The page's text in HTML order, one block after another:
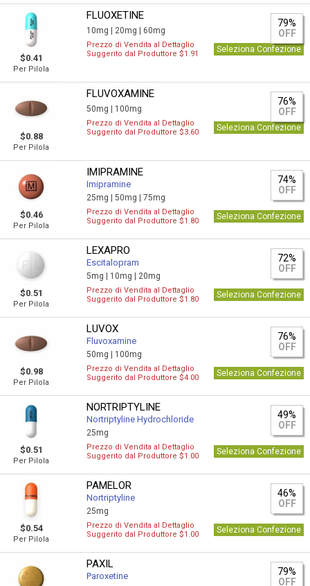
$0.41
Per Pilola
FLUOXETINE
10mg | 20mg | 60mg
79%
OFF
Prezzo di Vendita al Dettaglio
Suggerito dal Produttore $1.91
Seleziona Confezione
$0.88
Per Pilola
FLUVOXAMINE
50mg | 100mg
76%
OFF
Prezzo di Vendita al Dettaglio
Suggerito dal Produttore $3.60
Seleziona Confezione
$0.46
Per Pilola
IMIPRAMINE
Imipramine
25mg |50mg |75mg
74%
OFF
Prezzo di Vendita al Dettaglio
Suggerito dal Produttore $1.80
Seleziona Confezione
$0.51
Per Pilola
LEXAPRO
Escitalopram
5mg | 10mg | 20mg
72%
OFF
Prezzo di Vendita al Dettaglio
Suggerito dal Produttore $1.80
Seleziona Confezione
$0.98
Per Pilola
LUVOX
Fluvoxamine
50mg | 100mg
76%
OFF
Prezzo di Vendita al Dettaglio
Suggerito dal Produttore $4.00
Seleziona Confezione
$0.51
Per Pilola
NORTRIPTYLINE
Nortriptyline Hydrochloride
25mg
49%
OFF
Prezzo di Vendita al Dettaglio
Suggerito dal Produttore $1.00
Seleziona Confezione
$0.54
Per Pilola
PAMELOR
Nortriptyline
25mg
46%
OFF
Prezzo di Vendita al Dettaglio
Suggerito dal Produttore $1.00
Seleziona Confezione
PAXIL
Paroxetine
79%
OFF